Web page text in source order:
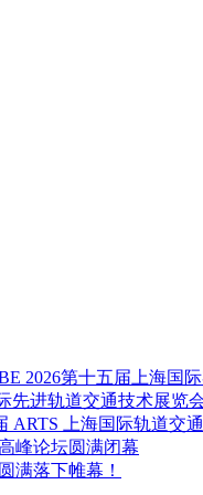
2026第十五届上海国
先进轨道交通技术展览
ARTS 上海国际轨道交
峰论坛圆满闭幕
满落下帷幕！